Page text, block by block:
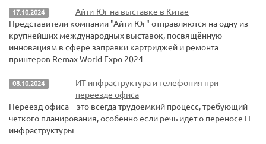
17.10.2024
Айти-Юг на выставке в Китае
Представители компании "Айти-Юг" отправляются на одну из
крупнейших международных выставок, посвящённую
инновациям в сфере заправки картриджей и ремонта
принтеров Remax World Expo 2024
08.10.2024
ИТ инфраструктура и телефония при
переезде офиса
Переезд офиса – это всегда трудоемкий процесс, требующий
четкого планирования, особенно если речь идет о переносе IT-
инфраструктуры